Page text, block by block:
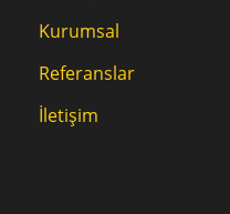
Kurumsal
Referanslar
İletişim